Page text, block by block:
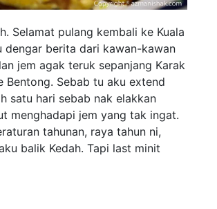
Selamat pulang kembali ke Kuala
dengar berita dari kawan-kawan
jem agak teruk sepanjang Karak
Bentong. Sebab tu aku extend
satu hari sebab nak elakkan
menghadapi jem yang tak ingat.
tahunan, raya tahun ni,
balik Kedah. Tapi last minit